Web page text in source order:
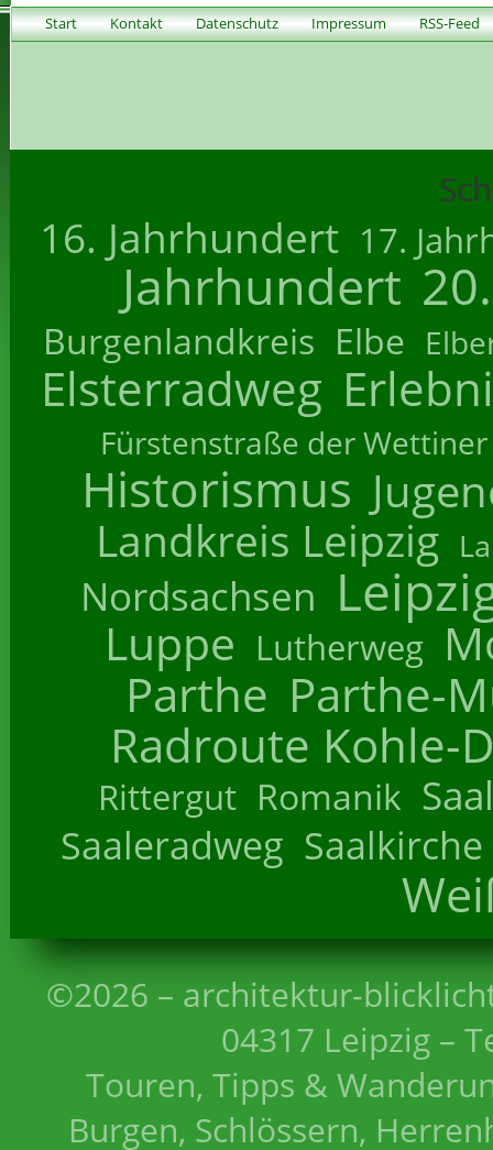
Start Kontakt Datenschutz Impressum RSS-Feed
16. Jahrhundert 17.
Jahrhundert
Burgenlandkreis Elbe
Elsterradweg
Fürstenstraße der Wettiner
Historismus
Landkreis Leipzig
Nordsachsen
Luppe Lutherweg
Parthe Parthe-
Radroute Kohle-
Rittergut Romanik
Saaleradweg Saalkirche
©2026 – architektur-
04317 Leipzig –
Touren, Tipps &
Burgen, Schlössern,